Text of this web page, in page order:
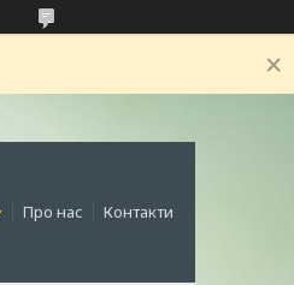
Про нас Контакти